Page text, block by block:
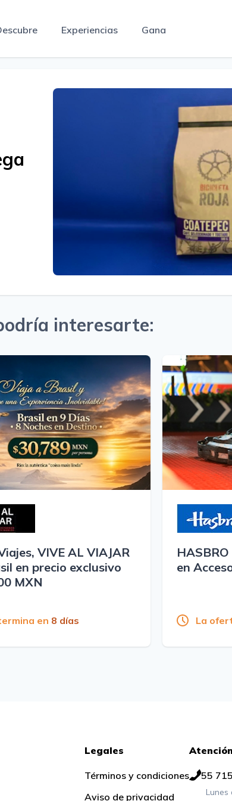
Experiencias Gana
interesarte:
VIVE AL VIAJAR
en precio exclusivo
MXN
en 8 días
en
La
Legales
Términos y condiciones
Aviso de privacidad
55
Lunes